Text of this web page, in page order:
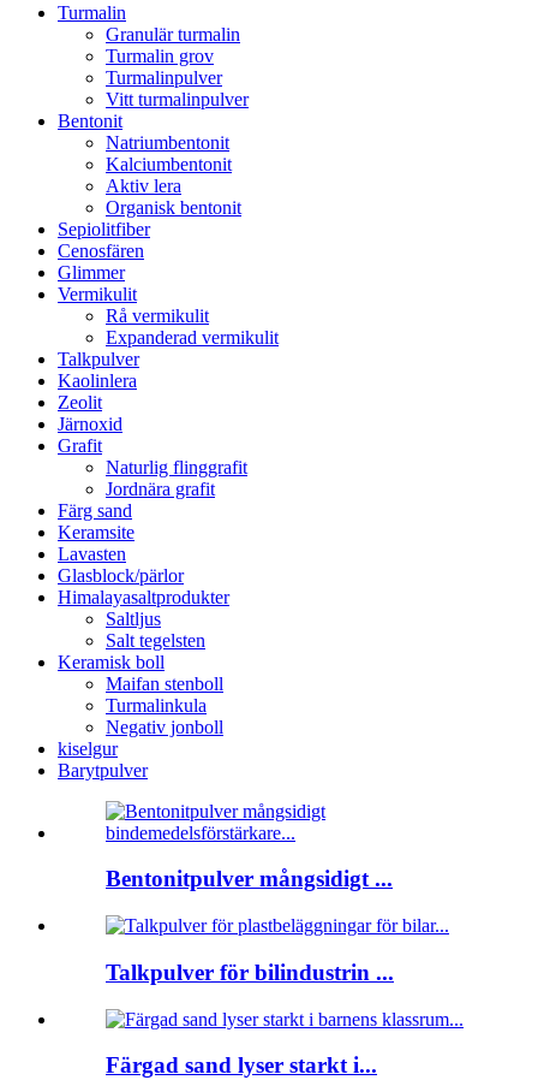
Turmalin
Granulär turmalin
Turmalin grov
Turmalinpulver
Vitt turmalinpulver
Bentonit
Natriumbentonit
Kalciumbentonit
Aktiv lera
Organisk bentonit
Sepiolitfiber
Cenosfären
Glimmer
Vermikulit
Rå vermikulit
Expanderad vermikulit
Talkpulver
Kaolinlera
Zeolit
Järnoxid
Grafit
Naturlig flinggrafit
Jordnära grafit
Färg sand
Keramsite
Lavasten
Glasblock/pärlor
Himalayasaltprodukter
Saltljus
Salt tegelsten
Keramisk boll
Maifan stenboll
Turmalinkula
Negativ jonboll
kiselgur
Barytpulver
Bentonitpulver mångsidigt ...
Talkpulver för bilindustrin ...
Färgad sand lyser starkt i...